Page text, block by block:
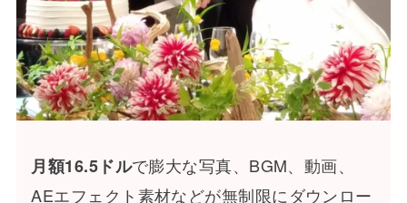
月額16.5ドルで膨大な写真、BGM、動画、
AEエフェクト素材などが無制限にダウンロー